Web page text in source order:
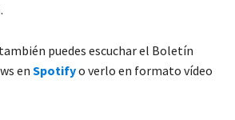
.
puedes escuchar el Boletín
en Spotifyo verlo en formato vídeo